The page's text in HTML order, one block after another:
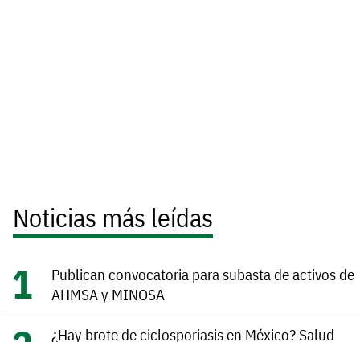
Noticias más leídas
Publican convocatoria para subasta de activos de
AHMSA y MINOSA
¿Hay brote de ciclosporiasis en México? Salud